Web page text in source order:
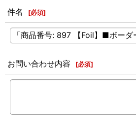
件名 [必須]
お問い合わせ内容 [必須]